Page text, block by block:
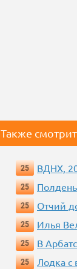
Также
25 ВДНХ,
25
25
Отчий
25
Илья
25
В
25
Лодка с